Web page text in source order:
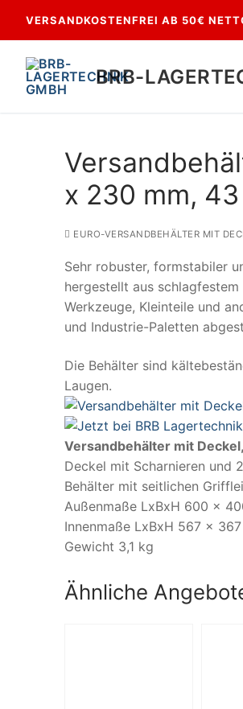
Inhalt
VERSANDKOSTENFREI AB 50€
BRB-
x 230 mm,
EURO-VERSANDBEHÄLTER MIT
Sehr robuster, formstabiler
hergestellt aus
Werkzeuge, Kleinteile und
und Industrie-Paletten
Die Behälter sind
Laugen.
Versandbehälter mit
Deckel mit Scharnieren und
Behälter mit seitlichen
Außenmaße LxBxH 600 x
Innenmaße LxBxH 567 x
Gewicht 3,1 kg
Ähnliche